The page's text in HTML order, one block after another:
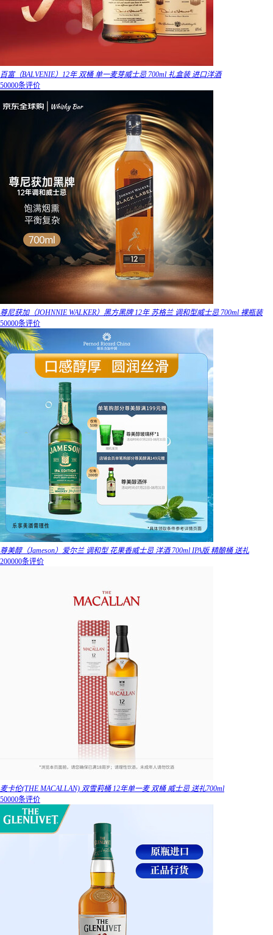
百富（BALVENIE）12年 双桶 单一麦芽威士忌 700ml 礼盒装 进口洋酒
50000条评价
尊尼获加（JOHNNIE WALKER）黑方黑牌 12年 苏格兰 调和型威士忌 700ml 裸瓶装
50000条评价
尊美醇（Jameson）爱尔兰 调和型 花果香威士忌 洋酒 700ml IPA版 精酿桶 送礼
200000条评价
麦卡伦(THE MACALLAN) 双雪莉桶 12年单一麦 双桶 威士忌 送礼700ml
50000条评价